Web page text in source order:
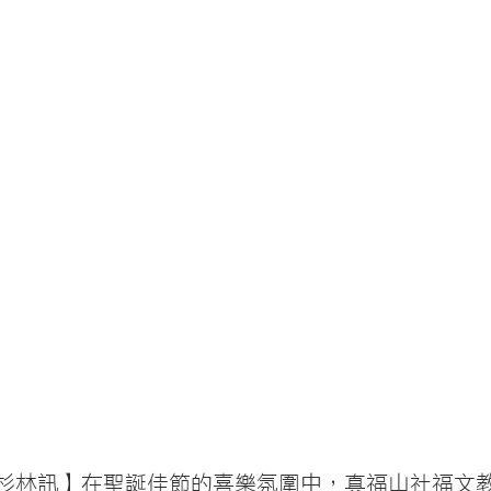
杉林訊】在聖誕佳節的喜樂氛圍中，真福山社福文